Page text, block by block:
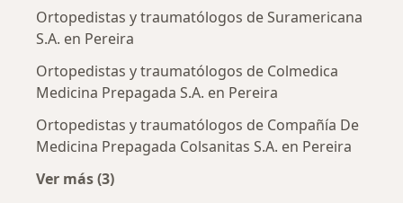
Ortopedistas y traumatólogos de Suramericana
S.A. en Pereira
Ortopedistas y traumatólogos de Colmedica
Medicina Prepagada S.A. en Pereira
Ortopedistas y traumatólogos de Compañía De
Medicina Prepagada Colsanitas S.A. en Pereira
Ver más (3)